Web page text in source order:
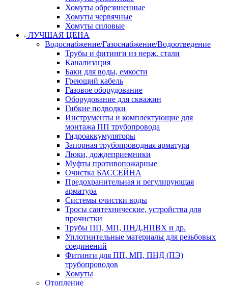
Хомуты обрезиненные
Хомуты червячные
Хомуты силовые
ЛУЧШАЯ ЦЕНА
Водоснабжение/Газоснабжение/Водоотведение
Трубы и фитинги из нерж. стали
Канализация
Баки для воды, емкости
Греющий кабель
Газовое оборудование
Оборудование для скважин
Гибкие подводки
Инструменты и комплектующие для
монтажа ПП трубопровода
Гидроаккумуляторы
Запорная трубопроводная арматура
Люки, дождеприемники
Муфты противопожарные
Очистка БАССЕЙНА
Предохранительная и регулирующая
арматура
Системы очистки воды
Тросы сантехнические, устройства для
прочистки
Трубы ПП, МП, ПНД,НПВХ и др.
Уплотнительные материалы для резьбовых
соединений
Фитинги для ПП, МП, ПНД (ПЭ)
трубопроводов
Хомуты
Отопление